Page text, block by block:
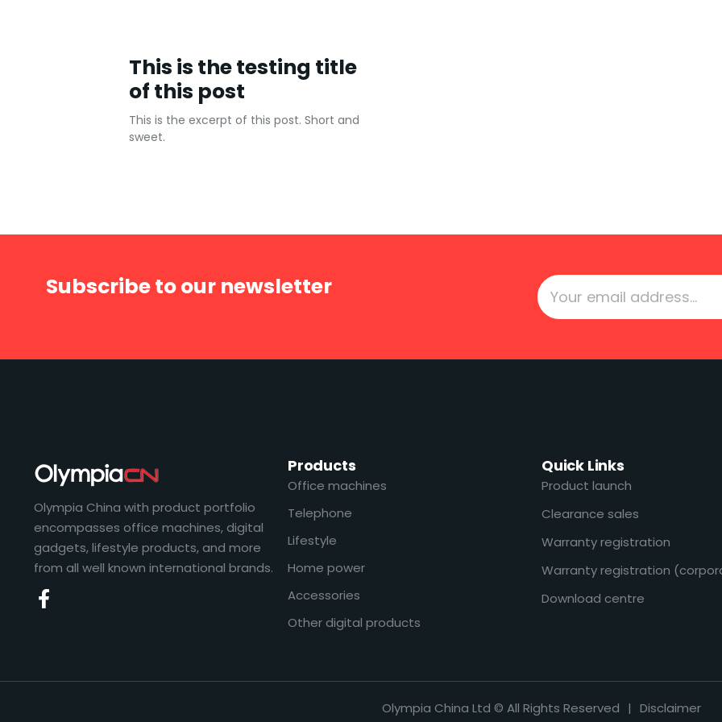
This is the testing title
of this post
This is the excerpt of this post. Short and
sweet.
Subscribe to our newsletter
Olympia China with product portfolio
encompasses office machines, digital
gadgets, lifestyle products, and more
from all well known international brands.
Products
Office machines
Telephone
Lifestyle
Home power
Accessories
Other digital products
Quick Links
Product launch
Clearance sales
Warranty registration
Warranty registration
Download centre
Olympia China Ltd © All Rights Reserved | Disclaimer